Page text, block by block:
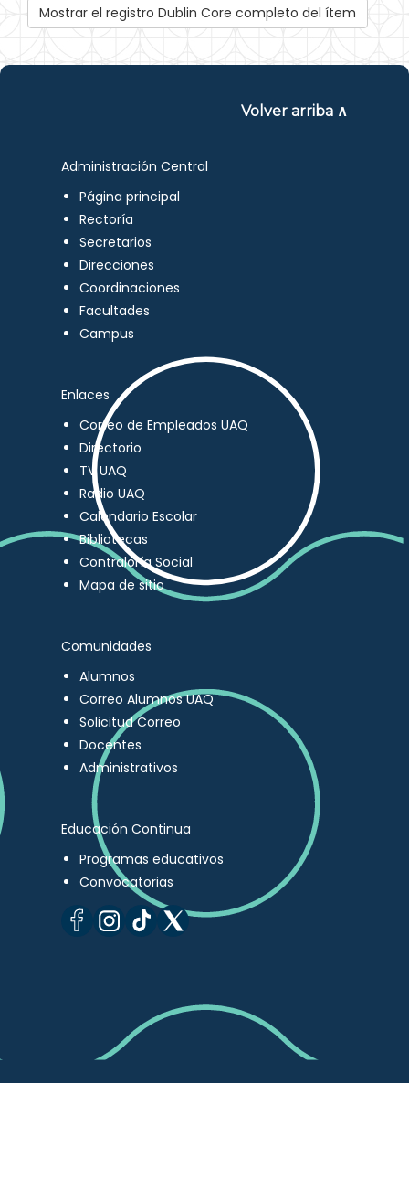
Mostrar el registro Dublin Core completo del ítem
Volver arriba ∧
Administración Central
Página principal
Rectoría
Secretarios
Direcciones
Coordinaciones
Facultades
Campus
Enlaces
Correo de Empleados UAQ
Directorio
TV UAQ
Radio UAQ
Calendario Escolar
Bibliotecas
Contraloría Social
Mapa de sitio
Comunidades
Alumnos
Correo Alumnos UAQ
Solicitud Correo
Docentes
Administrativos
Educación Continua
Programas educativos
Convocatorias